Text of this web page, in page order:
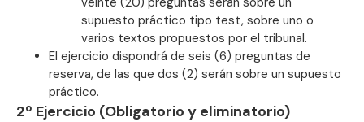
supuesto práctico tipo test, sobre uno o
varios textos propuestos por el tribunal.
El ejercicio dispondrá de seis (6) preguntas de
reserva, de las que dos (2) serán sobre un supuesto
práctico.
2º Ejercicio (Obligatorio y eliminatorio)